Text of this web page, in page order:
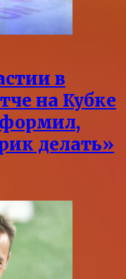
в
на Кубке
делать»